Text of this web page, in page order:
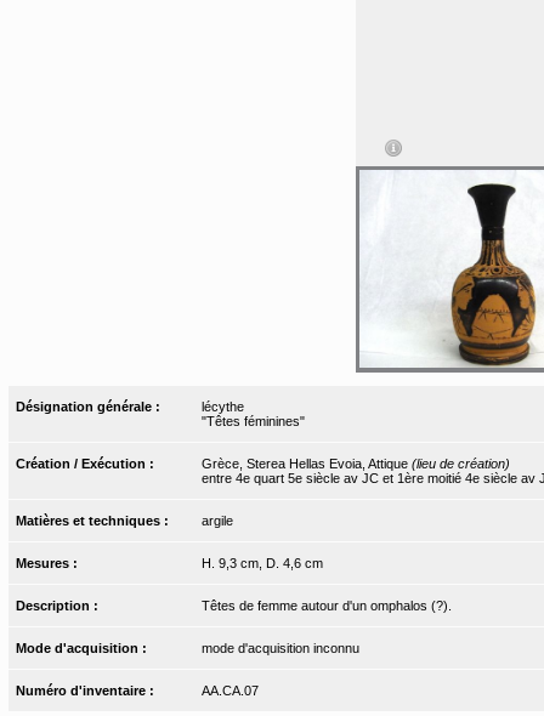
Désignation générale :
lécythe
"Têtes féminines"
Création / Exécution : Grèce, Sterea Hellas Evoia, Attique (lieu de création)
entre 4e quart 5e siècle av JC et 1ère moitié 4e siècle av
Matières et techniques : argile
Mesures : H. 9,3 cm, D. 4,6 cm
Description : Têtes de femme autour d'un omphalos (?).
Mode d'acquisition : mode d'acquisition inconnu
Numéro d'inventaire : AA.CA.07